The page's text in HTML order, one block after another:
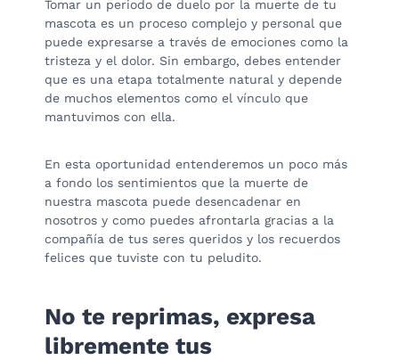
Tomar un periodo de duelo por la muerte de tu
mascota es un proceso complejo y personal que
puede expresarse a través de emociones como la
tristeza y el dolor. Sin embargo, debes entender
que es una etapa totalmente natural y depende
de muchos elementos como el vínculo que
mantuvimos con ella.
En esta oportunidad entenderemos un poco más
a fondo los sentimientos que la muerte de
nuestra mascota puede desencadenar en
nosotros y como puedes afrontarla gracias a la
compañía de tus seres queridos y los recuerdos
felices que tuviste con tu peludito.
No te reprimas, expresa
libremente tus